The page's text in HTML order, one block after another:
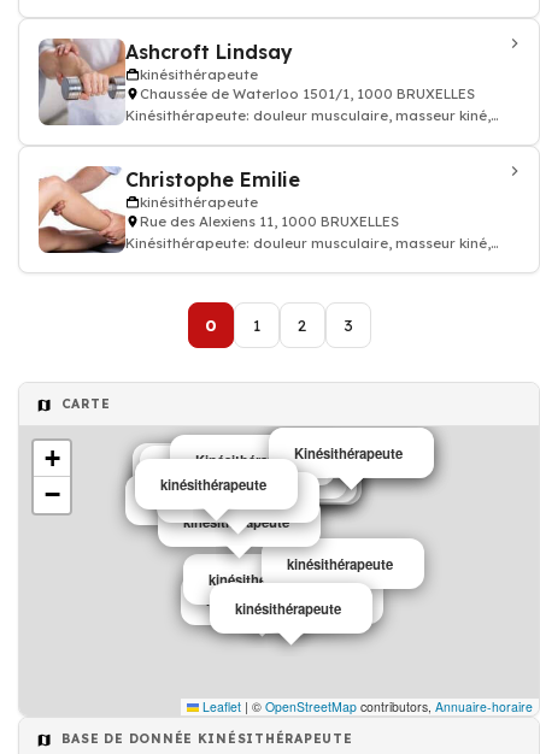
Ashcroft Lindsay
kinésithérapeute
Chaussée de Waterloo 1501/1, 1000 BRUXELLES
Kinésithérapeute: douleur musculaire, masseur kiné,
Christophe Emilie
kinésithérapeute
Rue des Alexiens 11, 1000 BRUXELLES
Kinésithérapeute: douleur musculaire, masseur kiné,
0 1 2 3
CARTE
kinésithérapeute
kinésithérapeutekinésithérapeute
kinésithérapeute
kinésithérapeute
kinésithérapeute
kinésithérapeute
kinésithérapeute
kinésithérapeute
kinésithérapeute
kinésithérapeute
Kinésithérapeute
KinésithérapeuteKinésithérapeute
kinésithérapeute
kinésithérapeute
+
−
Leaflet | © OpenStreetMap contributors, Annuaire-horaire
BASE DE DONNÉE KINÉSITHÉRAPEUTE